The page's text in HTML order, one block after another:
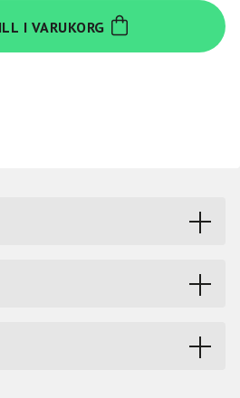
I VARUKORG
10 mil tjocklek med UV
UV härdade coating